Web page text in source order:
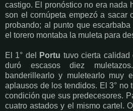
castigo. El pronóstico no era nada
son el cornúpeta empezó a sacar
probando; al punto que
el torero montaba la muleta para
El 1° del Portu tuvo cierta
duró escasos diez
banderillearlo y muletearlo muy
aplausos de los tendidos. El 3° no
condición que sus predecesores.
cuatro astados y el mismo cartel.